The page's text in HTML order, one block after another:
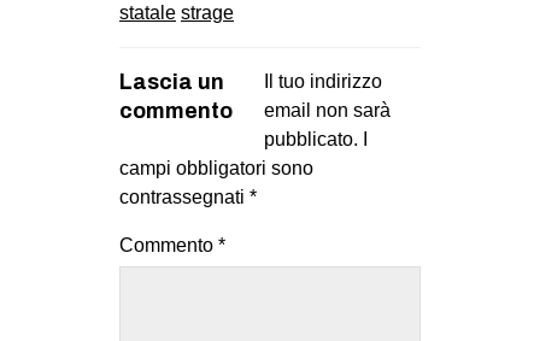
SEARCH
statale strage
Lascia un
commento
Il tuo indirizzo
email non sarà
pubblicato.
campi obbligatori sono
contrassegnati *
Commento *